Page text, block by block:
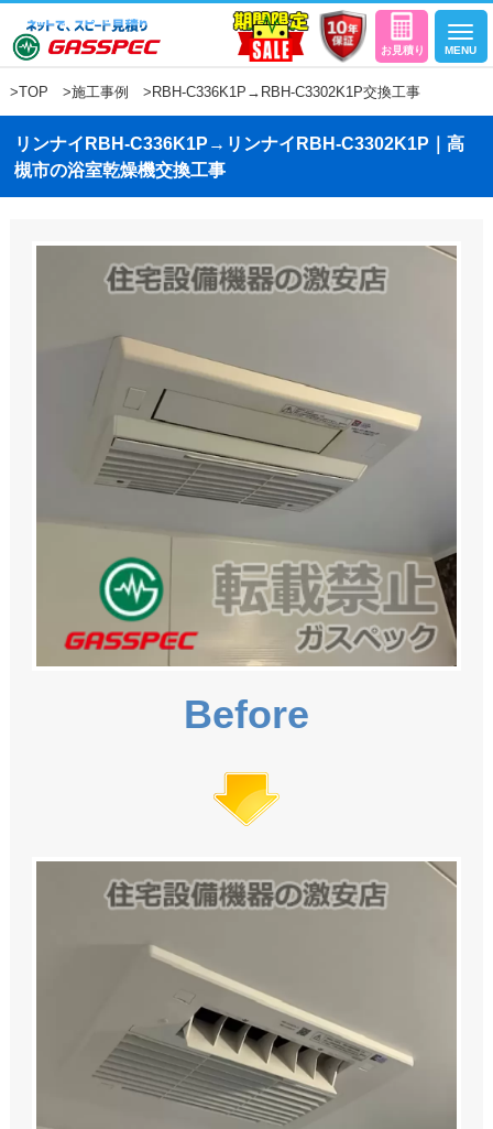
>TOP >施工事例 >RBH-C336K1P→RBH-C3302K1P交換工事
リンナイRBH-C336K1P→リンナイRBH-C3302K1P｜高
槻市の浴室乾燥機交換工事
Before